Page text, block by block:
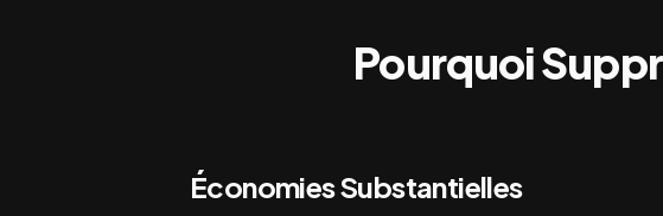
Pourquoi
Économies Substantielles